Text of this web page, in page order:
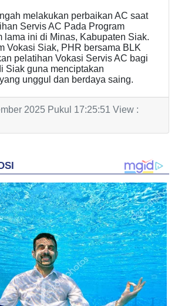
melakukan perbaikan AC saat
Servis AC Pada Program
lama ini di Minas, Kabupaten Siak.
Vokasi Siak, PHR bersama BLK
pelatihan Vokasi Servis AC bagi
Siak guna menciptakan
unggul dan berdaya saing.
2025 Pukul 17:25:51 View :